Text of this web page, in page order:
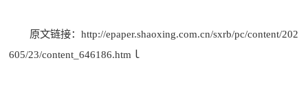
原文链接：http://epaper.shaoxing.com.cn/sxrb/pc/content/202
605/23/content_646186.htmｌ